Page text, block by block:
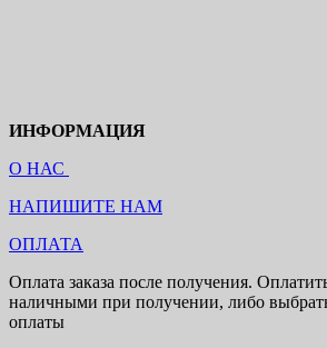
ИНФОРМАЦИЯ
О НАС
НАПИШИТЕ НАМ
ОПЛАТА
Оплата заказа после получения.
наличными при получении, либо
оплаты